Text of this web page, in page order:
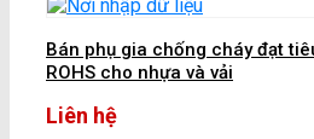
Bán phụ gia chống cháy đạt
ROHS cho nhựa và vải
Liên hệ